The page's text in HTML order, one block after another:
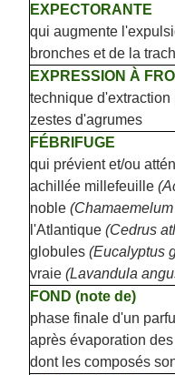
EXPECTORANTE
qui augmente
bronches et de la
EXPRESSION À
technique
zestes d'agrumes
FÉBRIFUGE
qui prévient et/ou
achillée millefeuille
noble
l'Atlantique (Cedrus
globules (Eucalyptus
vraie (Lavandula
FOND (note de)
phase finale d'un
après évaporation
dont les composés